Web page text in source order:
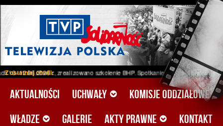
Z ostatniej chwili:
r., zrealizowano szkolenie BHP. Spotkanie odbyło się w ramach projektu
Aktualności Uchwały
Komisje oddziałowe
Władze
Galerie Akty prawne Kontakt